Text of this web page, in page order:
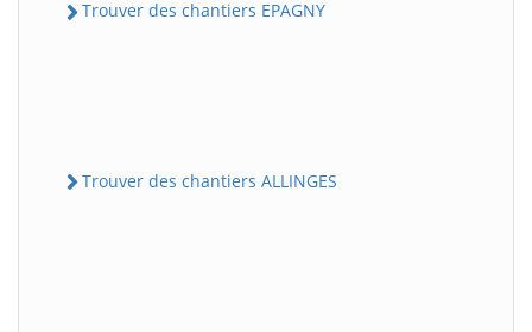
Trouver des chantiers EPAGNY
Trouver des chantiers ALLINGES